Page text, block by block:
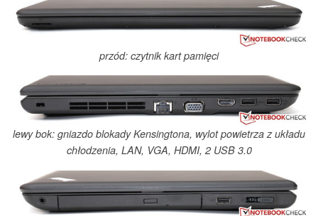
przód: czytnik kart pamięci
lewy bok: gniazdo blokady Kensingtona, wylot powietrza z układu
chłodzenia, LAN, VGA, HDMI, 2 USB 3.0